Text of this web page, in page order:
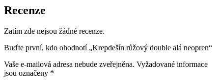
Recenze
Zatím zde nejsou žádné recenze.
Buďte první, kdo ohodnotí „Krepdešín růžový double alá neopren“
Vaše e-mailová adresa nebude zveřejněna. Vyžadované informace
jsou označeny *